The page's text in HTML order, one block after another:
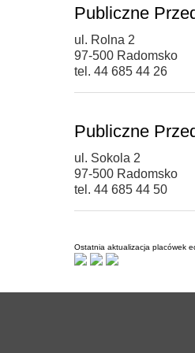
Publiczne
ul. Rolna 2
97-500 Radomsko
tel. 44 685 44 26
Publiczne
ul. Sokola 2
97-500 Radomsko
tel. 44 685 44 50
Ostatnia aktualizacja placówek